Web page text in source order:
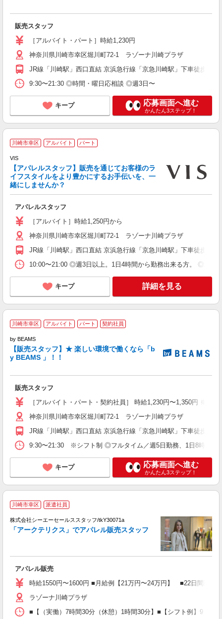
販売スタッフ
［アルバイト・パート］時給1,230円
神奈川県川崎市幸区堀川町72-1 ラゾーナ川崎プラザ
JR線「川崎駅」西口直結 京浜急行線「京急川崎駅」下車徒歩7分
9:30〜21:30 ◎時間・曜日応相談 ◎週3日〜
キープ 応募画面へ進む
かんたん3ステップ！
川崎市幸区 アルバイト パート
VIS
【アパレルスタッフ】販売を通じてお客様のラ
イフスタイルをより豊かにするお手伝いを、一
緒にしませんか？
アパレルスタッフ
［アルバイト］時給1,250円から
神奈川県川崎市幸区堀川町72-1 ラゾーナ川崎プラザ
JR線「川崎駅」西口直結 京浜急行線「京急川崎駅」下車徒歩7分
10:00〜21:00 ◎週3日以上。1日4時間から勤務出来る方。 ◎土
キープ 詳細を見る
川崎市幸区 アルバイト パート 契約社員
by BEAMS
【販売スタッフ】★ 楽しい環境で働くなら「b
y BEAMS 」！！
販売スタッフ
［アルバイト・パート・契約社員］ 時給1,230円〜1,350円 ※経
神奈川県川崎市幸区堀川町72-1 ラゾーナ川崎プラザ
JR線「川崎駅」西口直結 京浜急行線「京急川崎駅」下車徒歩7分
9:30〜21:30 ※シフト制 ◎フルタイム／週5日勤務、1日8時間 ◎
キープ 応募画面へ進む
かんたん3ステップ！
川崎市幸区 派遣社員
株式会社シーエーセールススタッフ/tkY30071a
「アークテリクス」でアパレル販売スタッフ
アパレル販売
時給1550円〜1600円 ■月給例【21万円〜24万円】 ■22日間勤
ラゾーナ川崎プラザ
■【（実働）7時間30分（休憩）1時間30分】■【シフト例】9：30